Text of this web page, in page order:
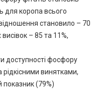
для коропа всього
становило – 70
– 85 та 11%,
доступності фосфору
винятками,
(79%)